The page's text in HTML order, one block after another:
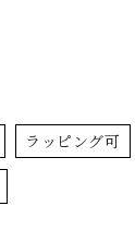
ラッピング可